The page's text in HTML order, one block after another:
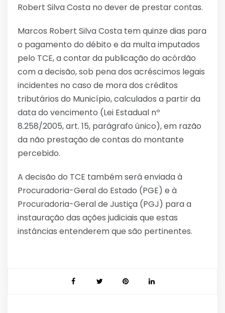
Robert Silva Costa no dever de prestar contas.
Marcos Robert Silva Costa tem quinze dias para
o pagamento do débito e da multa imputados
pelo TCE, a contar da publicação do acórdão
com a decisão, sob pena dos acréscimos legais
incidentes no caso de mora dos créditos
tributários do Município, calculados a partir da
data do vencimento (Lei Estadual nº
8.258/2005, art. 15, parágrafo único), em razão
da não prestação de contas do montante
percebido.
A decisão do TCE também será enviada à
Procuradoria-Geral do Estado (PGE) e à
Procuradoria-Geral de Justiça (PGJ) para a
instauração das ações judiciais que estas
instâncias entenderem que são pertinentes.